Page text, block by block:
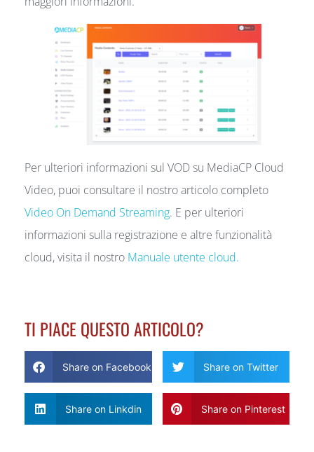
Per ulteriori informazioni sul VOD su MediaCP Cloud
Video, puoi consultare il nostro articolo completo
Video On Demand Streaming. E per ulteriori
informazioni sulla registrazione e altre funzionalità
cloud, visita il nostro Manuale utente cloud.
TI PIACE QUESTO ARTICOLO?
Share on Facebook Share on Twitter
Share on Linkdin Share on Pinterest